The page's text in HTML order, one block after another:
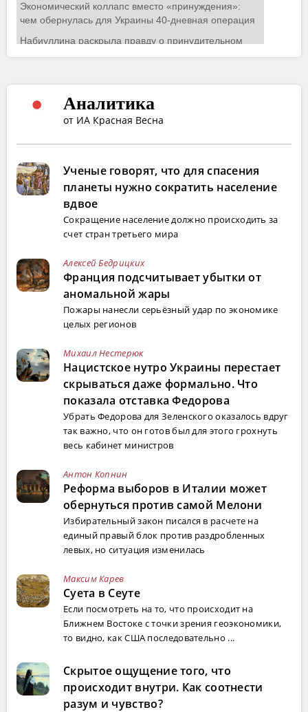
Аналитика
от ИА Красная Весна
Ученые говорят, что для спасения
планеты нужно сократить население
вдвое
Сокращение население должно происходить за
счет стран третьего мира
Алексей Бедрицких
Франция подсчитывает убытки от
аномальной жары
Пожары нанесли серьёзный удар по экономике
целых регионов
Михаил Нестерюк
Нацистское нутро Украины перестает
скрываться даже формально. Что
показала отставка Федорова
Убрать Федорова для Зеленского оказалось вдруг
так важно, что он готов был для этого грохнуть
весь кабинет министров
Антон Копнин
Реформа выборов в Италии может
обернуться против самой Мелони
Избирательный закон писался в расчете на
единый правый блок против раздробленных
левых, но ситуация изменилась
Максим Карев
Суета в Сеуте
Если посмотреть на то, что происходит на
Ближнем Востоке с точки зрения геоэкономики,
то видно, как США последовательно ...
Скрытое ощущение того, что
происходит внутри. Как соотнести
разум и чувство?